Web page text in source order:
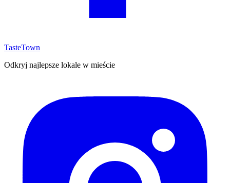
TasteTown
Odkryj najlepsze lokale w mieście